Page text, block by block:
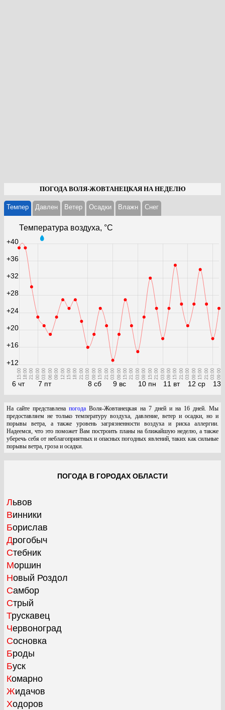
ПОГОДА ВОЛЯ-ЖОВТАНЕЦКАЯ НА НЕДЕЛЮ
Темпер Давлен Ветер Осадки Влажн Cнег
Температура воздуха, °С
6 чт
15:00 18:00 21:00
7 пт
00:00 03:00 06:00 09:00 12:00 15:00 18:00 21:00
8 сб
03:00 09:00 15:00 21:00
9 вс
03:00 09:00 15:00 21:00
10 пн
03:00 09:00 15:00 21:00
11 вт
03:00 09:00 15:00 21:00
12 ср
03:00 09:00 15:00 21:00
13
03:00 09:00
+12
+16
+20
+24
+28
+32
+36
+40
На сайте представлена погода Воля-Жовтанецкая на 7 дней и на 16 дней. Мы
предоставляем не только температуру воздуха, давление, ветер и осадки, но и
порывы ветра, а также уровень загрязненности воздуха и риска аллергии.
Надеемся, что это поможет Вам построить планы на ближайшую неделю, а также
уберечь себя от неблагоприятных и опасных погодных явлений, таких как сильные
порывы ветра, гроза и осадки.
ПОГОДА В ГОРОДАХ ОБЛАСТИ
Львов
Винники
Борислав
Дрогобыч
Стебник
Моршин
Новый Роздол
Самбор
Стрый
Трускавец
Червоноград
Сосновка
Броды
Буск
Комарно
Жидачов
Ходоров